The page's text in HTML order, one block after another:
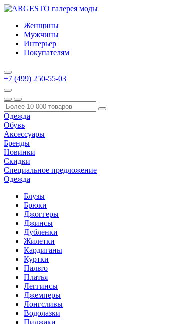
Женщины
Мужчины
Интерьер
Покупателям
+7 (499) 250-55-03
Одежда
Обувь
Аксессуары
Бренды
Новинки
Скидки
Специальное предложение
Одежда
Блузы
Брюки
Джоггеры
Джинсы
Дубленки
Жилетки
Кардиганы
Куртки
Пальто
Платья
Леггинсы
Джемперы
Лонгсливы
Водолазки
Пиджаки